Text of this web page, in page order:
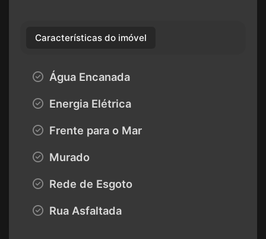
Características do imóvel
Água Encanada
Energia Elétrica
Frente para o Mar
Murado
Rede de Esgoto
Rua Asfaltada